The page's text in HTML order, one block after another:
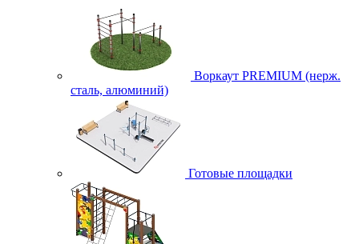
Воркаут PREMIUM (нерж.
сталь, алюминий)
Готовые площадки